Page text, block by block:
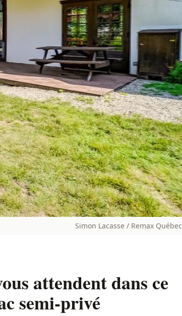
Simon Lacasse / Remax Québec
attendent dans ce
semi-privé